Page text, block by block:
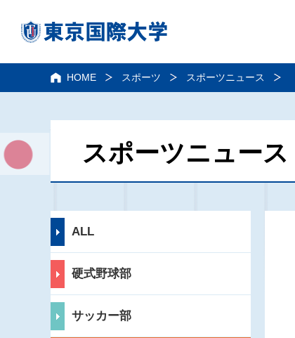
HOME スポーツ スポーツニュース
スポーツニュース
ALL
硬式野球部
サッカー部